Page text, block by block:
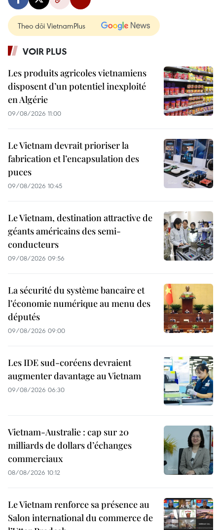
Theo dõi VietnamPlus
VOIR PLUS
Les produits agricoles vietnamiens
disposent d’un potentiel inexploité
en Algérie
09/08/2026 11:00
Le Vietnam devrait prioriser la
fabrication et l’encapsulation des
puces
09/08/2026 10:45
Le Vietnam, destination attractive de
géants américains des semi-
conducteurs
09/08/2026 09:56
La sécurité du système bancaire et
l’économie numérique au menu des
députés
09/08/2026 09:00
Les IDE sud-coréens devraient
augmenter davantage au Vietnam
09/08/2026 06:30
Vietnam-Australie : cap sur 20
milliards de dollars d’échanges
commerciaux
08/08/2026 10:12
Le Vietnam renforce sa présence au
Salon international du commerce de